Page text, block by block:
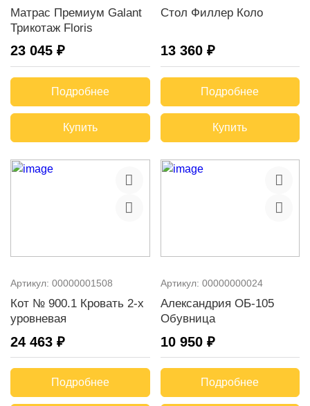
Матрас Премиум Galant
Трикотаж Floris
23 045 ₽
Подробнее
Купить
Стол Филлер Коло
13 360 ₽
Подробнее
Купить
Артикул: 00000001508
Кот № 900.1 Кровать 2-х
уровневая
24 463 ₽
Подробнее
Артикул: 00000000024
Александрия ОБ-105
Обувница
10 950 ₽
Подробнее